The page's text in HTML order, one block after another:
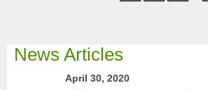
News Articles
April 30, 2020